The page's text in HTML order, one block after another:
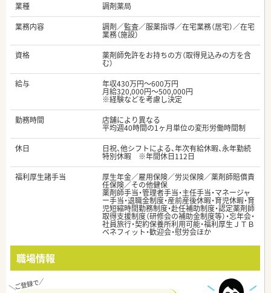
業種
調剤薬局
業務内容
調剤／監査／服薬指導／在宅業務（居宅）／在宅
業務（施設）
資格
薬剤師免許をお持ちの方（取得見込みの方を含
む）
給与
年収430万円～600万円
月給320,000円～500,000円
※経験などを考慮し決定
勤務時間
店舗により異なる
平均週40時間の1ヶ月単位の変形労働時間制
休日
日祝、他シフトによる、年次有給休暇、永年勤続
特別休暇 ※年間休日112日
福利厚生諸手当
厚生年金／雇用保険／労災保険／薬剤師賠償責
任保険／その他健保
薬剤師手当・管理者手当・主任手当・マネージャ
ー手当・退職金制度・産前産後休暇・育児休暇・育
児短縮時間勤務制度・赴任補助制度・認定薬剤師
取得支援制度（研修会の補助金制度等）・忘年会・
社員旅行・契約保養所利用可能・福利厚生ＪＴＢ
ベネフィット・歓迎会・慰労会ほか
職場情報